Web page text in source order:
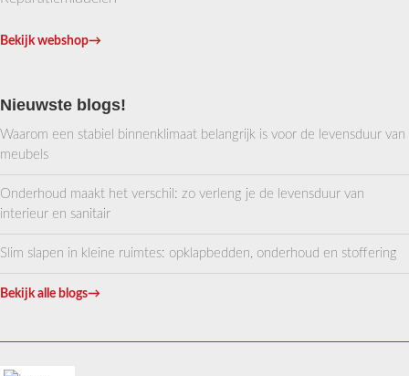
Bekijk webshop→
Nieuwste blogs!
Waarom een stabiel binnenklimaat belangrijk is voor de levensduur van
meubels
Onderhoud maakt het verschil: zo verleng je de levensduur van
interieur en sanitair
Slim slapen in kleine ruimtes: opklapbedden, onderhoud en stoffering
Bekijk alle blogs→